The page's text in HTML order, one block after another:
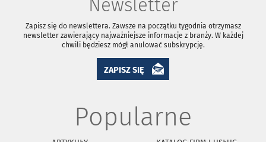
Newsletter
Zapisz się do newslettera. Zawsze na początku tygodnia otrzymasz
newsletter zawierający najważniejsze informacje z branży. W każdej
chwili będziesz mógł anulować subskrypcję.
ZAPISZ SIĘ
Popularne